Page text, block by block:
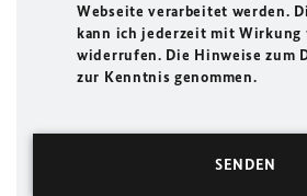
Webseite verarbeitet werden.
kann ich jederzeit mit
widerrufen. Die Hinweise zum
zur Kenntnis genommen.